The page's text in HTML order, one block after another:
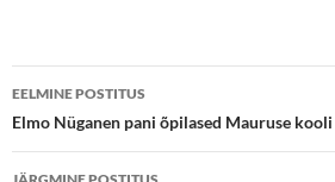
Postituste
töölaud
EELMINE POSTITUS
Elmo Nüganen pani õpilased Mauruse kooli